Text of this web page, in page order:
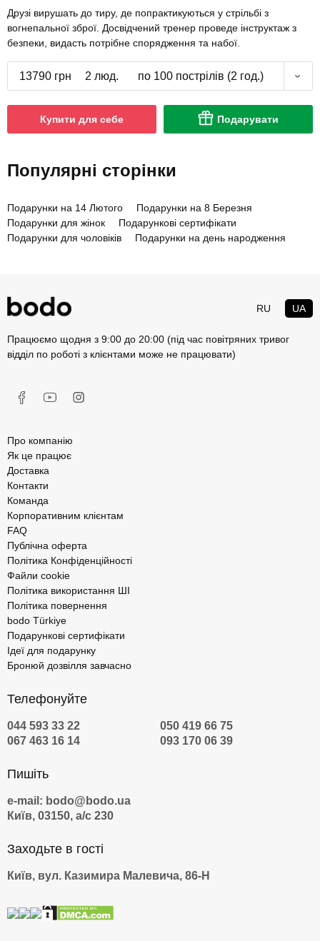
Друзі вирушать до тиру, де попрактикуються у стрільбі з
вогнепальної зброї. Досвідчений тренер проведе інструктаж з
безпеки, видасть потрібне спорядження та набої.
13790 грн 2 люд. по 100 пострілів (2 год.)
Купити для себе Подарувати
Популярні сторінки
Подарунки на 14 Лютого
Подарунки на 8 Березня
Подарунки для жінок
Подарункові сертифікати
Подарунки для чоловіків
Подарунки на день народження
RU UA
Працюємо щодня з 9:00 до 20:00 (під час повітряних тривог
відділ по роботі з клієнтами може не працювати)
Про компанію
Як це працює
Доставка
Контакти
Команда
Корпоративним клієнтам
FAQ
Публічна оферта
Політика Конфіденційності
Файли cookie
Політика використання ШІ
Політика повернення
bodo Türkiye
Подарункові сертифікати
Ідеї для подарунку
Бронюй дозвілля завчасно
Телефонуйте
044 593 33 22
050 419 66 75
067 463 16 14
093 170 06 39
Пишіть
e-mail: bodo@bodo.ua
Київ, 03150, а/с 230
Заходьте в гості
Київ, вул. Казимира Малевича, 86-Н